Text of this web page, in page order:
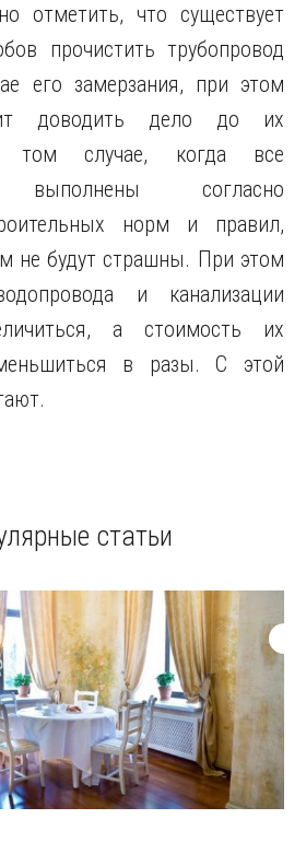
отметить, что существует
прочистить трубопровод
его замерзания, при этом
доводить дело до их
том случае, когда все
выполнены согласно
норм и правил,
не будут страшны. При этом
и канализации
а стоимость их
в разы. С этой
статьи